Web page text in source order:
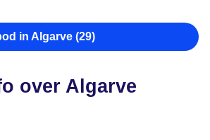
in Algarve (29)
over Algarve